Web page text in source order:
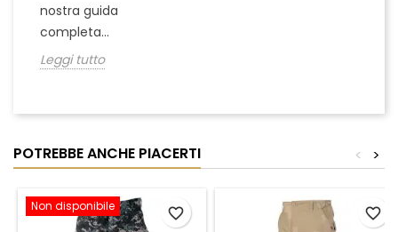
nostra guida
completa...
Leggi tutto
POTREBBE ANCHE PIACERTI >
<
Non disponibile favorite_border favorite_border